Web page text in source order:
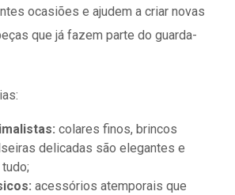
ocasiões e ajudem a criar novas
que já fazem parte do guarda-
colares finos, brincos
delicadas são elegantes e
acessórios atemporais que